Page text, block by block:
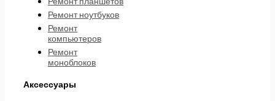
Ремонт ноутбуков
Ремонт
компьютеров
Ремонт
моноблоков
Аксессуары